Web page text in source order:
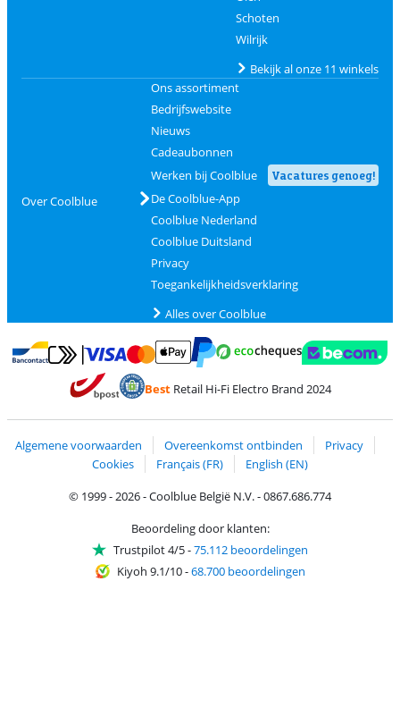
Schoten
Wilrijk
Bekijk al onze 11 winkels
Over Coolblue
Ons assortiment
Bedrijfswebsite
Nieuws
Cadeaubonnen
Werken bij Coolblue
Vacatures genoeg!
De Coolblue-App
Coolblue Nederland
Coolblue Duitsland
Privacy
Toegankelijkheidsverklaring
Alles over Coolblue
Betalen met Bancontact
Betalen met MasterCard en Visa via ClickToPay
BestRetail Hi-Fi Electro Brand 2024
Algemene voorwaarden Overeenkomst ontbinden
Privacy
Cookies
Français (FR)
English (EN)
© 1999 - 2026 - Coolblue België N.V. - 0867.686.774
Beoordeling door klanten:
Trustpilot 4/5-75.112 beoordelingen
Kiyoh 9.1/10-68.700 beoordelingen